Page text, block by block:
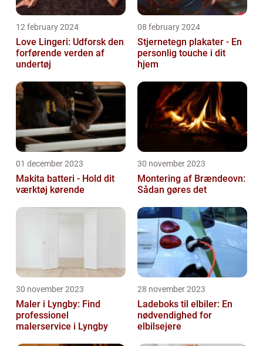
12 february 2024
Love Lingeri: Udforsk den
forførende verden af
undertøj
08 february 2024
Stjernetegn plakater - En
personlig touche i dit
hjem
01 december 2023
Makita batteri - Hold dit
værktøj kørende
30 november 2023
Montering af Brændeovn:
Sådan gøres det
30 november 2023
Maler i Lyngby: Find
professionel
malerservice i Lyngby
28 november 2023
Ladeboks til elbiler: En
nødvendighed for
elbilsejere